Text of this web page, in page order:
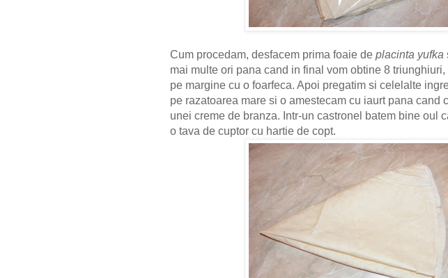
Cum procedam, desfacem prima foaie de placinta yufka
mai multe ori pana cand in final vom obtine 8
pe margine cu o foarfeca. Apoi pregatim si celelalte
pe razatoarea mare si o amestecam cu iaurt pana cand
unei creme de branza. Intr-un castronel batem bine oul
o tava de cuptor cu hartie de copt.